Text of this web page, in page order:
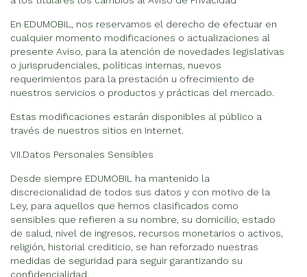
En EDUMOBIL, nos reservamos el derecho de efectuar en
cualquier momento modificaciones o actualizaciones al
presente Aviso, para la atención de novedades legislativas
o jurisprudenciales, políticas internas, nuevos
requerimientos para la prestación u ofrecimiento de
nuestros servicios o productos y prácticas del mercado.
Estas modificaciones estarán disponibles al público a
través de nuestros sitios en Internet.
VII.Datos Personales Sensibles
Desde siempre EDUMOBIL ha mantenido la
discrecionalidad de todos sus datos y con motivo de la
Ley, para aquellos que hemos clasificados como
sensibles que refieren a su nombre, su domicilio, estado
de salud, nivel de ingresos, recursos monetarios o activos,
religión, historial crediticio, se han reforzado nuestras
medidas de seguridad para seguir garantizando su
confidencialidad.